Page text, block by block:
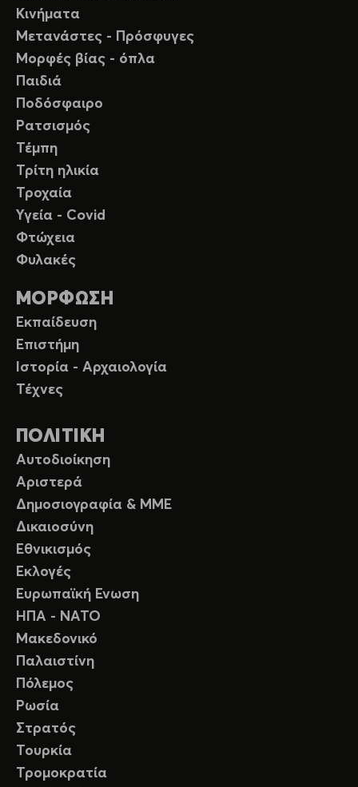
Κινήματα
Μετανάστες - Πρόσφυγες
Μορφές βίας - όπλα
Παιδιά
Ποδόσφαιρο
Ρατσισμός
Τέμπη
Τρίτη ηλικία
Τροχαία
Υγεία - Covid
Φτώχεια
Φυλακές
ΜΟΡΦΩΣΗ
Εκπαίδευση
Επιστήμη
Ιστορία - Αρχαιολογία
Τέχνες
ΠΟΛΙΤΙΚΗ
Αυτοδιοίκηση
Αριστερά
Δημοσιογραφία & ΜΜΕ
Δικαιοσύνη
Εθνικισμός
Εκλογές
Ευρωπαϊκή Ενωση
ΗΠΑ - ΝΑΤΟ
Μακεδονικό
Παλαιστίνη
Πόλεμος
Ρωσία
Στρατός
Τουρκία
Τρομοκρατία